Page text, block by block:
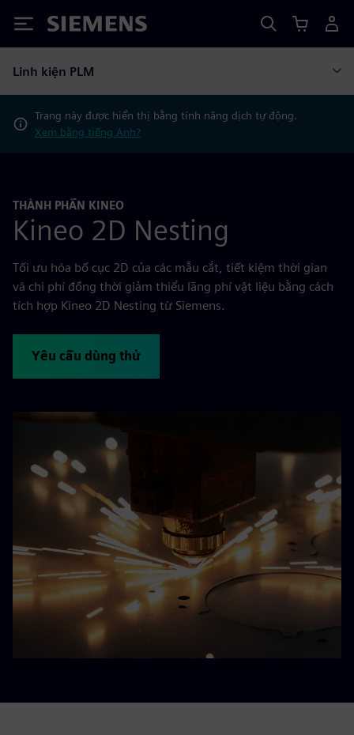
Siemens
Linh kiện PLM
Trang này được hiển thị bằng tính năng dịch tự động.
Xem bằng tiếng Anh?
THÀNH PHẦN KINEO
Kineo 2D Nesting
Tối ưu hóa bố cục 2D của các mẫu cắt, tiết kiệm thời gian
và chi phí đồng thời giảm thiểu lãng phí vật liệu bằng cách
tích hợp Kineo 2D Nesting từ Siemens.
Yêu cầu dùng thử